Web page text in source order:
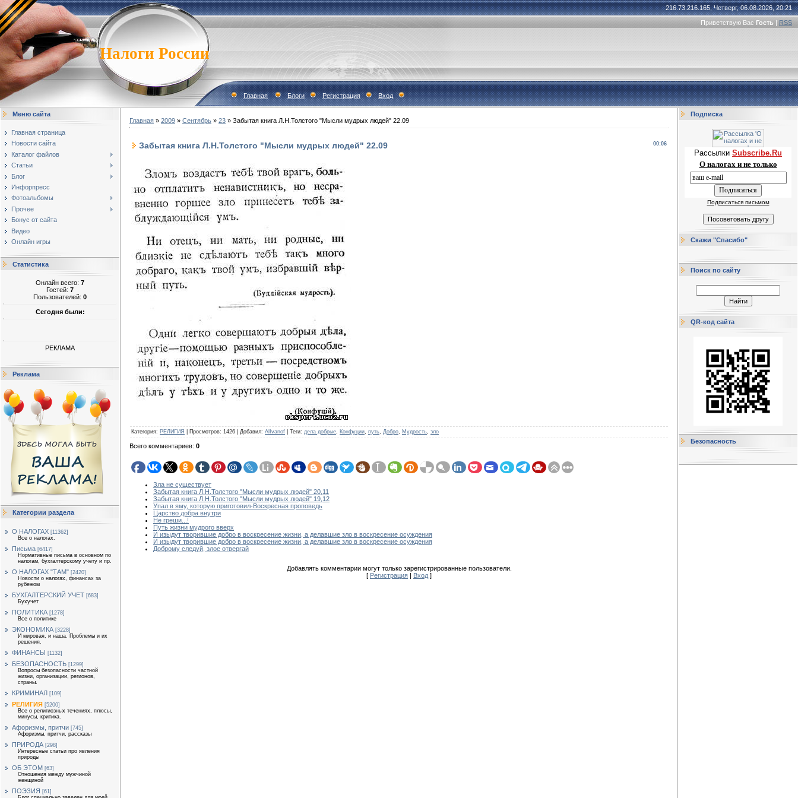
Налоги России
216.73.216.165, Четверг, 06.08.2026, 20:21
Приветствую Вас Гость | RSS
Главная Блоги Регистрация Вход
Меню сайта
Главная страница
Новости сайта
Каталог файлов
Статьи
Блог
Инфорпресс
Фотоальбомы
Прочее
Бонус от сайта
Видео
Онлайн игры
Статистика
Онлайн всего: 7
Гостей: 7
Пользователей: 0
Сегодня были:
РЕКЛАМА
Реклама
Категории раздела
О НАЛОГАХ [11362]
Все о налогах.
Письма [6417]
Нормативные письма в основном по
налогам, бухгалтерскому учету и пр.
О НАЛОГАХ "ТАМ" [2420]
Новости о налогах, финансах за
рубежом
БУХГАЛТЕРСКИЙ УЧЕТ [683]
Бухучет
ПОЛИТИКА [1278]
Все о политике
ЭКОНОМИКА [3228]
И мировая, и наша. Проблемы и их
решения.
ФИНАНСЫ [1132]
БЕЗОПАСНОСТЬ [1299]
Вопросы безопасности частной
жизни, организации, регионов,
страны.
КРИМИНАЛ [109]
РЕЛИГИЯ [5200]
Все о религиозных течениях, плюсы,
минусы, критика.
Афоризмы, притчи [745]
Афоризмы, притчи, рассказы
ПРИРОДА [298]
Интересные статьи про явления
природы
ОБ ЭТОМ [63]
Отношения между мужчиной
женщиной
ПОЭЗИЯ [61]
Главная » 2009 » Сентябрь » 23 » Забытая книга Л.Н.Толстого "Мысли мудрых людей" 22.09
00:06
Забытая книга Л.Н.Толстого "Мысли мудрых людей" 22.09
Категория: РЕЛИГИЯ Просмотров: 1426 Добавил: AlIvanof Теги: дела добрые Конфуции путь Добро Мудрость зло
Всего комментариев: 0
Зла не существует
Забытая книга Л.Н.Толстого "Мысли мудрых людей" 20,11
Забытая книга Л.Н.Толстого "Мысли мудрых людей" 19,12
Упал в яму, которую приготовил-Воскресная проповедь
Царство добра внутри
Не греши...!
Путь жизни мудрого вверх
И изыдут творившие добро в воскресение жизни, а делавшие зло в воскресение осуждения
И изыдут творившие добро в воскресение жизни, а делавшие зло в воскресение осуждения
Доброму следуй, злое отвергай
Добавлять комментарии могут только зарегистрированные пользователи.
[ Регистрация | Вход ]
Подписка
Рассылки Subscribe.Ru
О налогах и не только
Подписаться письмом
Скажи "Спасибо"
Поиск по сайту
QR-код сайта
Безопасность